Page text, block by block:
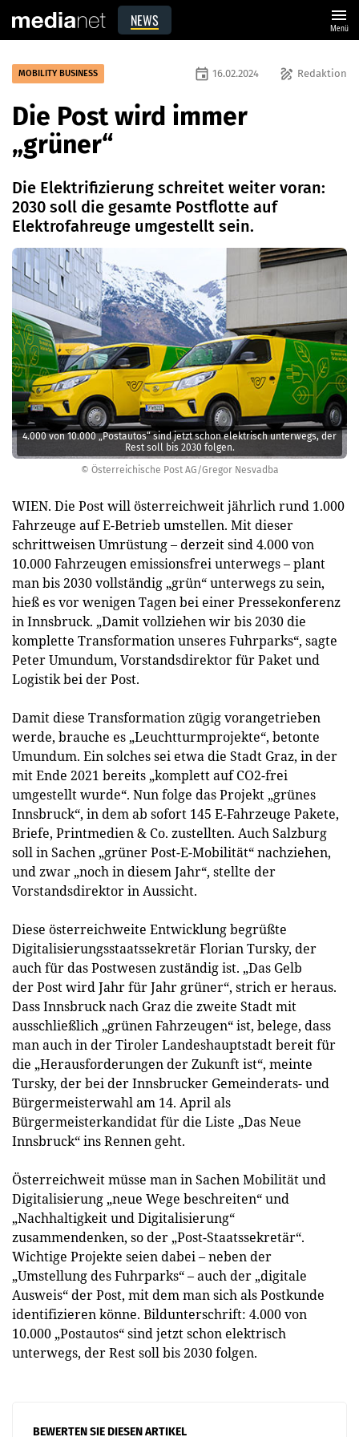
NEWS menu
Menü
© Österreichische Post AG/Gregor Nesvadba
4.000 von 10.000 „Postautos“ sind jetzt schon elektrisch unterwegs, der
Rest soll bis 2030 folgen.
MOBILITY BUSINESS draw Redaktion
event 16.02.2024
Die Post wird immer
„grüner“
Die Elektrifizierung schreitet weiter voran:
2030 soll die gesamte Postflotte auf
Elektrofahreuge umgestellt sein.
WIEN. Die Post will österreichweit jährlich rund 1.000
Fahrzeuge auf E-Betrieb umstellen. Mit dieser
schrittweisen Umrüstung – derzeit sind 4.000 von
10.000 Fahrzeugen emissionsfrei unterwegs – plant
man bis 2030 vollständig „grün“ unterwegs zu sein,
hieß es vor wenigen Tagen bei einer Pressekonferenz
in Innsbruck. „Damit vollziehen wir bis 2030 die
komplette Transformation unseres Fuhrparks“, sagte
Peter Umundum, Vorstandsdirektor für Paket und
Logistik bei der Post.
Damit diese Transformation zügig vorangetrieben
werde, brauche es „Leuchtturmprojekte“, betonte
Umundum. Ein solches sei etwa die Stadt Graz, in der
mit Ende 2021 bereits „komplett auf CO2-frei
umgestellt wurde“. Nun folge das Projekt „grünes
Innsbruck“, in dem ab sofort 145 E-Fahrzeuge Pakete,
Briefe, Printmedien & Co. zustellten. Auch Salzburg
soll in Sachen „grüner Post-E-Mobilität“ nachziehen,
und zwar „noch in diesem Jahr“, stellte der
Vorstandsdirektor in Aussicht.
Diese österreichweite Entwicklung begrüßte
Digitalisierungsstaatssekretär Florian Tursky, der
auch für das Postwesen zuständig ist. „Das Gelb
der Post wird Jahr für Jahr grüner“, strich er heraus.
Dass Innsbruck nach Graz die zweite Stadt mit
ausschließlich „grünen Fahrzeugen“ ist, belege, dass
man auch in der Tiroler Landeshauptstadt bereit für
die „Herausforderungen der Zukunft ist“, meinte
Tursky, der bei der Innsbrucker Gemeinderats- und
Bürgermeisterwahl am 14. April als
Bürgermeisterkandidat für die Liste „Das Neue
Innsbruck“ ins Rennen geht.
Österreichweit müsse man in Sachen Mobilität und
Digitalisierung „neue Wege beschreiten“ und
„Nachhaltigkeit und Digitalisierung“
zusammendenken, so der „Post-Staatssekretär“.
Wichtige Projekte seien dabei – neben der
„Umstellung des Fuhrparks“ – auch der „digitale
Ausweis“ der Post, mit dem man sich als Postkunde
identifizieren könne. Bildunterschrift: 4.000 von
10.000 „Postautos“ sind jetzt schon elektrisch
unterwegs, der Rest soll bis 2030 folgen.
BEWERTEN SIE DIESEN ARTIKEL